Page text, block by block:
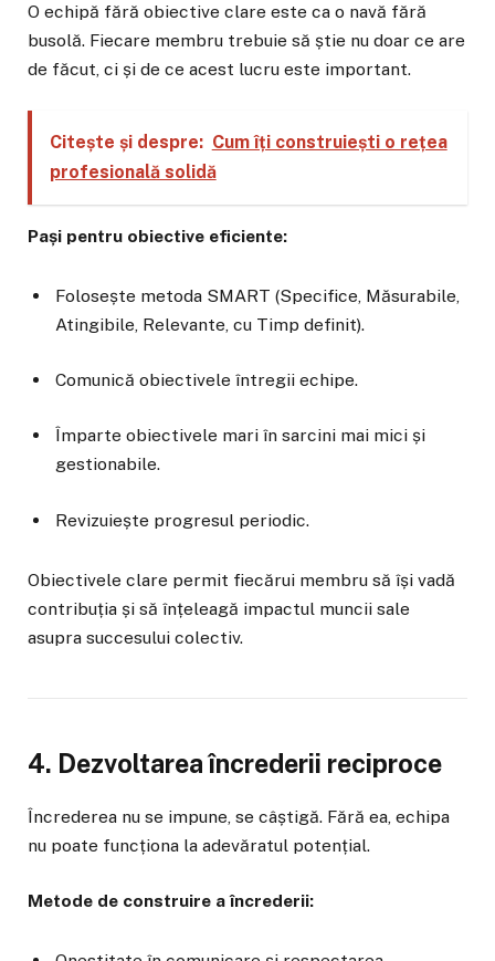
O echipă fără obiective clare este ca o navă fără
busolă. Fiecare membru trebuie să știe nu doar ce are
de făcut, ci și de ce acest lucru este important.
Citește și despre: Cum îți construiești o rețea
profesională solidă
Pași pentru obiective eficiente:
Folosește metoda SMART (Specifice, Măsurabile,
Atingibile, Relevante, cu Timp definit).
Comunică obiectivele întregii echipe.
Împarte obiectivele mari în sarcini mai mici și
gestionabile.
Revizuiește progresul periodic.
Obiectivele clare permit fiecărui membru să își vadă
contribuția și să înțeleagă impactul muncii sale
asupra succesului colectiv.
4. Dezvoltarea încrederii reciproce
Încrederea nu se impune, se câștigă. Fără ea, echipa
nu poate funcționa la adevăratul potențial.
Metode de construire a încrederii: